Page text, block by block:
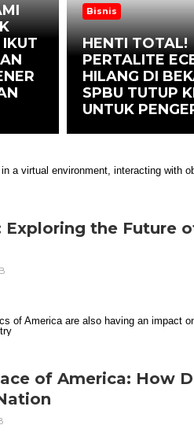
Bisnis
HENTI TOTAL!
PERTALITE
HILANG DI
SPBU TUTUP
UNTUK
Exploring the Future
of America: How